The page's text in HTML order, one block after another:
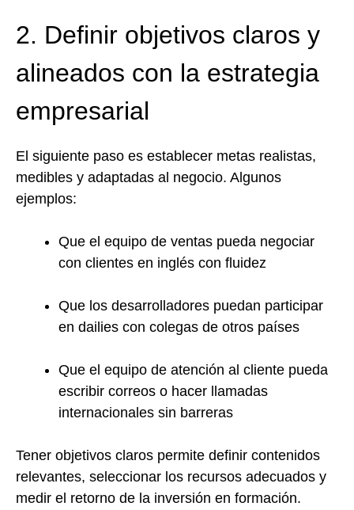
2. Definir objetivos claros y
alineados con la estrategia
empresarial
El siguiente paso es establecer metas realistas,
medibles y adaptadas al negocio. Algunos
ejemplos:
Que el equipo de ventas pueda negociar
con clientes en inglés con fluidez
Que los desarrolladores puedan participar
en dailies con colegas de otros países
Que el equipo de atención al cliente pueda
escribir correos o hacer llamadas
internacionales sin barreras
Tener objetivos claros permite definir contenidos
relevantes, seleccionar los recursos adecuados y
medir el retorno de la inversión en formación.